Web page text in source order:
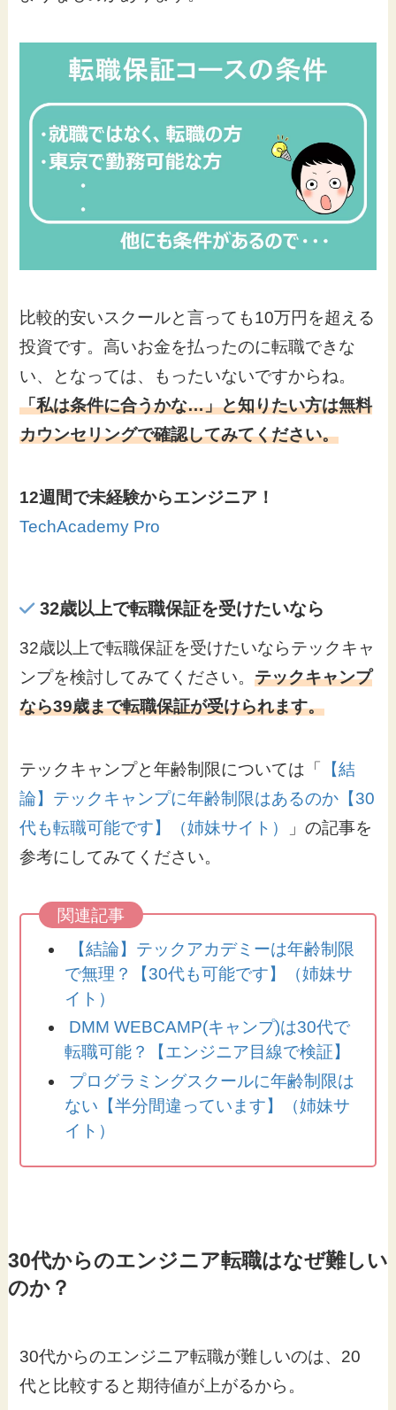
比較的安いスクールと言っても10万円を超える
投資です。高いお金を払ったのに転職できな
い、となっては、もったいないですからね。
「私は条件に合うかな…」と知りたい方は無料
カウンセリングで確認してみてください。
12週間で未経験からエンジニア！
TechAcademy Pro
32歳以上で転職保証を受けたいなら
32歳以上で転職保証を受けたいならテックキャ
ンプを検討してみてください。テックキャンプ
なら39歳まで転職保証が受けられます。
テックキャンプと年齢制限については「
【結
論】テックキャンプに年齢制限はあるのか【30
代も転職可能です】（姉妹サイト）
」の記事を
参考にしてみてください。
【結論】テックアカデミーは年齢制限
で無理？【30代も可能です】（姉妹サ
イト）
DMM WEBCAMP(キャンプ)は30代で
転職可能？【エンジニア目線で検証】
プログラミングスクールに年齢制限は
ない【半分間違っています】（姉妹サ
イト）
30代からのエンジニア転職はなぜ難しい
のか？
30代からのエンジニア転職が難しいのは、20
代と比較すると期待値が上がるから。